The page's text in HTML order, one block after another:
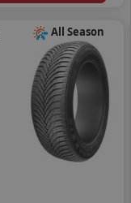
All Season